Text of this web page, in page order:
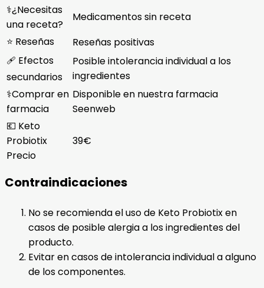
⚕️¿Necesitas
una receta?
Medicamentos sin receta
⭐ Reseñas
Reseñas positivas
🩹 Efectos
secundarios
Posible intolerancia individual a los
ingredientes
⚕️Comprar en
farmacia
Disponible en nuestra farmacia
Seenweb
💶 Keto
Probiotix
Precio
39€
Contraindicaciones
No se recomienda el uso de Keto Probiotix en
casos de posible alergia a los ingredientes del
producto.
Evitar en casos de intolerancia individual a alguno
de los componentes.